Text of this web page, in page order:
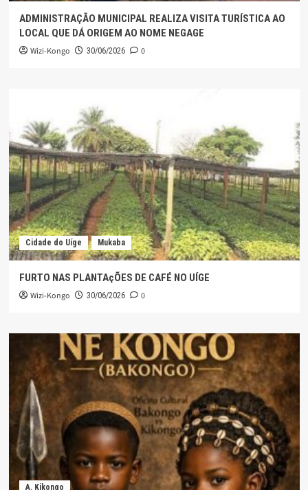
ADMINISTRAÇÃO MUNICIPAL REALIZA VISITA TURÍSTICA AO
LOCAL QUE DÁ ORIGEM AO NOME NEGAGE
Wizi-Kongo 30/06/2026 0
Cidade do Uíge Mukaba
FURTO NAS PLANTAçÕES DE CAFÉ NO UÍGE
Wizi-Kongo 30/06/2026 0
A. Kikongo